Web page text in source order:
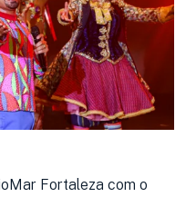
Fortaleza com o